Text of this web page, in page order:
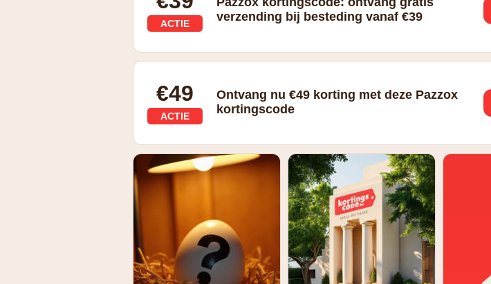
ACTIE
verzending bij besteding vanaf €39
€49
ACTIE
Ontvang nu €49 korting met deze Pazzox
kortingscode
Bij je bestelling vanaf €49*